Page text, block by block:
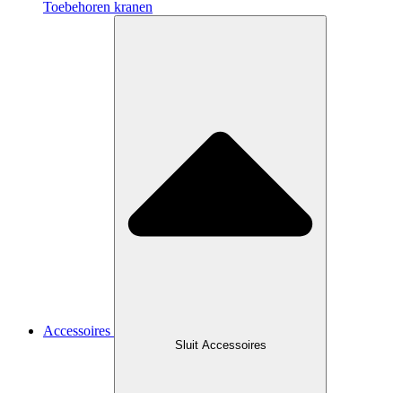
Toebehoren kranen
Accessoires
Sluit Accessoires